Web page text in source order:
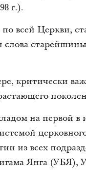
г.).
всей Церкви,
слова
критически
на первой в
из всех
Янга (УБЯ),